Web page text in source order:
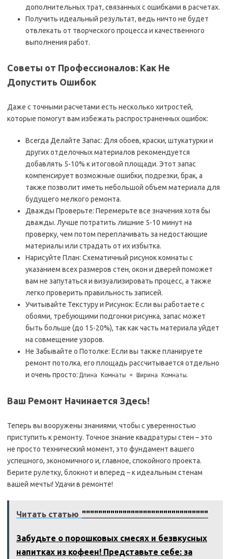
дополнительных трат, связанных с ошибками в расчетах.
Получить идеальный результат, ведь ничто не будет
отвлекать от творческого процесса и качественного
выполнения работ.
Советы от Профессионалов: Как Не
Допустить Ошибок
Даже с точными расчетами есть несколько хитростей,
которые помогут вам избежать распространенных ошибок:
Всегда Делайте Запас: Для обоев, краски, штукатурки и
других отделочных материалов рекомендуется
добавлять 5-10% к итоговой площади. Этот запас
компенсирует возможные ошибки, подрезки, брак, а
также позволит иметь небольшой объем материала для
будущего мелкого ремонта.
Дважды Проверьте: Перемерьте все значения хотя бы
дважды. Лучше потратить лишние 5-10 минут на
проверку, чем потом переплачивать за недостающие
материалы или страдать от их избытка.
Нарисуйте План: Схематичный рисунок комнаты с
указанием всех размеров стен, окон и дверей поможет
вам не запутаться и визуализировать процесс, а также
легко проверить правильность записей.
Учитывайте Текстуру и Рисунок: Если вы работаете с
обоями, требующими подгонки рисунка, запас может
быть больше (до 15-20%), так как часть материала уйдет
на совмещение узоров.
Не Забывайте о Потолке: Если вы также планируете
ремонт потолка, его площадь рассчитывается отдельно
и очень просто: Длина Комнаты × Ширина Комнаты.
Ваш Ремонт Начинается Здесь!
Теперь вы вооружены знаниями, чтобы с уверенностью
приступить к ремонту. Точное знание квадратуры стен – это
не просто технический момент, это фундамент вашего
успешного, экономичного и, главное, спокойного проекта.
Берите рулетку, блокнот и вперед – к идеальным стенам
вашей мечты! Удачи в ремонте!
Читать статью """""""""""""""""""""""""""""""
Забудьте о порошковых смесях и безвкусных
напитках из кофеен! Представьте себе: за